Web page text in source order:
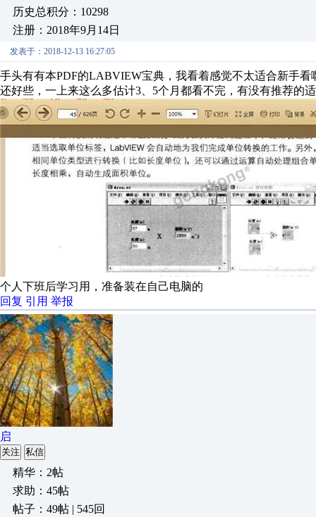
历史总积分：10298
注册：2018年9月14日
发表于：2018-12-13 16:27:05
手头有有本PDF的LABVIEW宝典，我看着感觉不太适合新手
还好些，一上来这么多估计3、5个月都看不完，有没有推荐的
个人下班后学习用，准备装在自己电脑的
回复 引用 举报
启
关注 私信
精华：2帖
求助：45帖
帖子：49帖 | 545回